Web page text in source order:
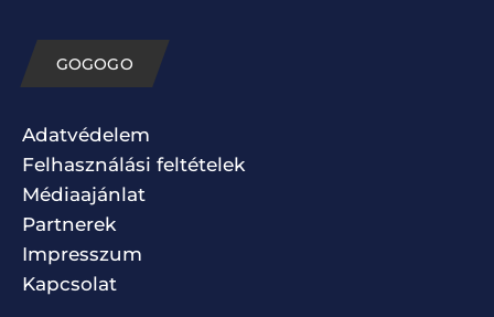
GOGOGO
Adatvédelem
Felhasználási feltételek
Médiaajánlat
Partnerek
Impresszum
Kapcsolat